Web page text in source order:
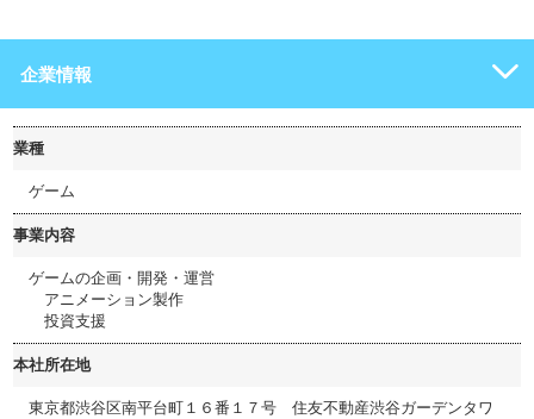
企業情報
業種
ゲーム
事業内容
ゲームの企画・開発・運営
アニメーション製作
投資支援
本社所在地
東京都渋谷区南平台町１６番１７号 住友不動産渋谷ガーデンタワ